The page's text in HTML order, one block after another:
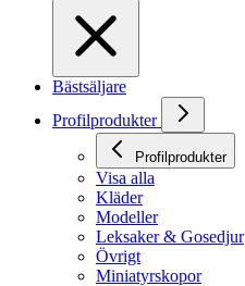
Bästsäljare
Profilprodukter
Profilprodukter
Visa alla
Kläder
Modeller
Leksaker & Gosedjur
Övrigt
Miniatyrskopor